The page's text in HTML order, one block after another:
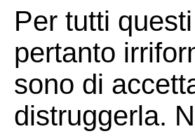
Per tutti
pertanto
sono di
distruggerla.